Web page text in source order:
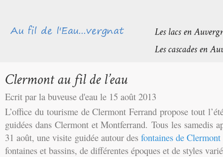
Ecrit par la buveuse d'eau le 15 août 2013
L’office du tourisme de Clermont Ferrand propose tout
guidées dans Clermont et Montferrand. Tous les samedis
31 août, une visite guidée autour des fontaines de Clermont
fontaines et bassins, de différentes époques et de styles